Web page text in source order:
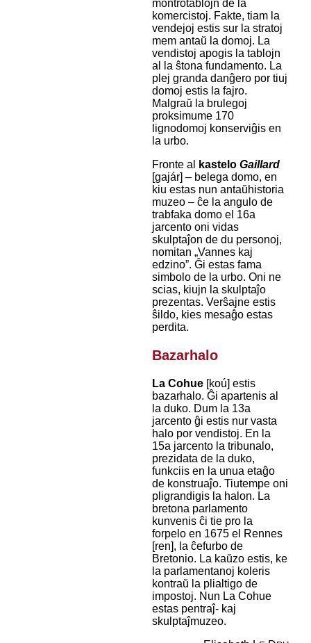
montrotablojn de la
komercistoj. Fakte, tiam la
vendejoj estis sur la stratoj
mem antaŭ la domoj. La
vendistoj apogis la tablojn
al la ŝtona fundamento. La
plej granda danĝero por tiuj
domoj estis la fajro.
Malgraŭ la brulegoj
proksimume 170
lignodomoj konserviĝis en
la urbo.
Fronte al
kastelo Gaillard
[gajár] – belega domo, en
kiu estas nun antaŭhistoria
muzeo – ĉe la angulo de
trabfaka domo el 16a
jarcento oni vidas
skulptaĵon de du personoj,
nomitan „Vannes kaj
edzino”. Ĝi estas fama
simbolo de la urbo. Oni ne
scias, kiujn la skulptaĵo
prezentas. Verŝajne estis
ŝildo, kies mesaĝo estas
perdita.
Bazarhalo
La Cohue[koú] estis
bazarhalo. Ĝi apartenis al
la duko. Dum la 13a
jarcento ĝi estis nur vasta
halo por vendistoj. En la
15a jarcento la tribunalo,
prezidata de la duko,
funkciis en la unua etaĝo
de konstruaĵo. Tiutempe oni
pligrandigis la halon. La
bretona parlamento
kunvenis ĉi tie pro la
forpelo en 1675 el Rennes
[ren], la ĉefurbo de
Bretonio. La kaŭzo estis, ke
la parlamentanoj koleris
kontraŭ la plialtigo de
impostoj. Nun La Cohue
estas pentraĵ- kaj
skulptaĵmuzeo.